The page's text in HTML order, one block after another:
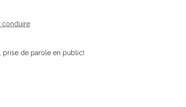
conduire
prise de parole en public)